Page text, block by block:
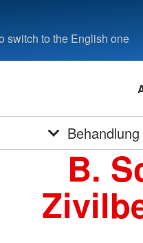
switch to the English one
B.